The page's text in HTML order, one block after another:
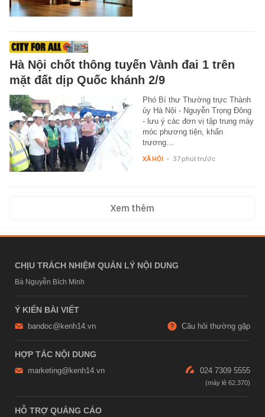
Hà Nội chốt thông tuyến Vành đai 1 trên
mặt đất dịp Quốc khánh 2/9
Phó Bí thư Thường trực Thành
ủy Hà Nội - Nguyễn Trọng Đông
- lưu ý các đơn vị tập trung máy
móc phương tiện, khẩn
trương…
XÃ HỘI - 37 phút trước
Xem thêm
CHỊU TRÁCH NHIỆM QUẢN LÝ NỘI DUNG
Bà Nguyễn Bích Minh
Ý KIẾN BÀI VIẾT
bandoc@kenh14.vn Câu hỏi thường gặp
HỢP TÁC NỘI DUNG
marketing@kenh14.vn 024 7309 5555
HỖ TRỢ QUẢNG CÁO